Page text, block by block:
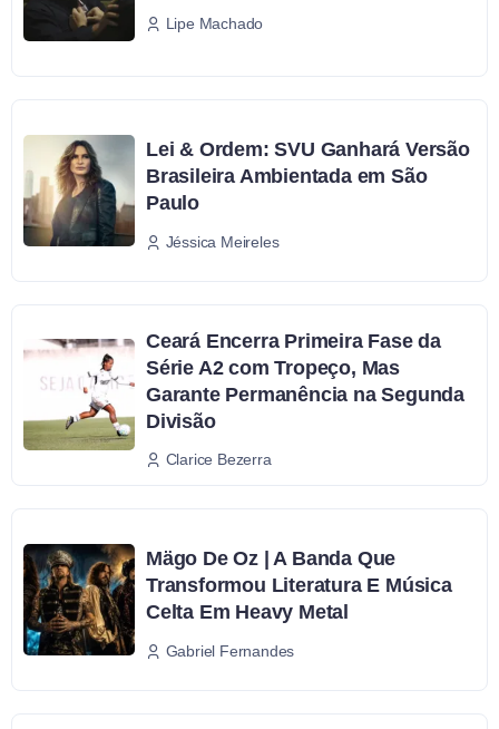
Lipe Machado
Lei & Ordem: SVU Ganhará Versão
Brasileira Ambientada em São
Paulo
Jéssica Meireles
Ceará Encerra Primeira Fase da
Série A2 com Tropeço, Mas
Garante Permanência na Segunda
Divisão
Clarice Bezerra
Mägo De Oz | A Banda Que
Transformou Literatura E Música
Celta Em Heavy Metal
Gabriel Fernandes